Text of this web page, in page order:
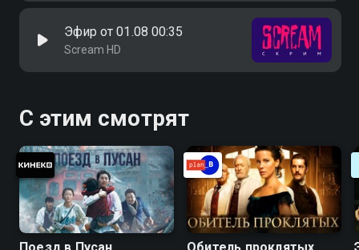
Эфир от 01.08 00:35
Scream HD
С этим смотрят
Поезд в Пусан Обитель проклятых